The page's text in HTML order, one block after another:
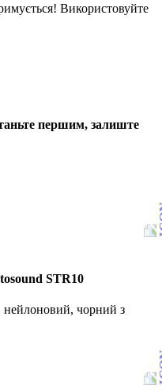
Використовуйте
першим, залиште
STR10
нейлоновий, чорний з